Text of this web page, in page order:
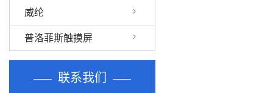
威纶
普洛菲斯触摸屏
联系我们